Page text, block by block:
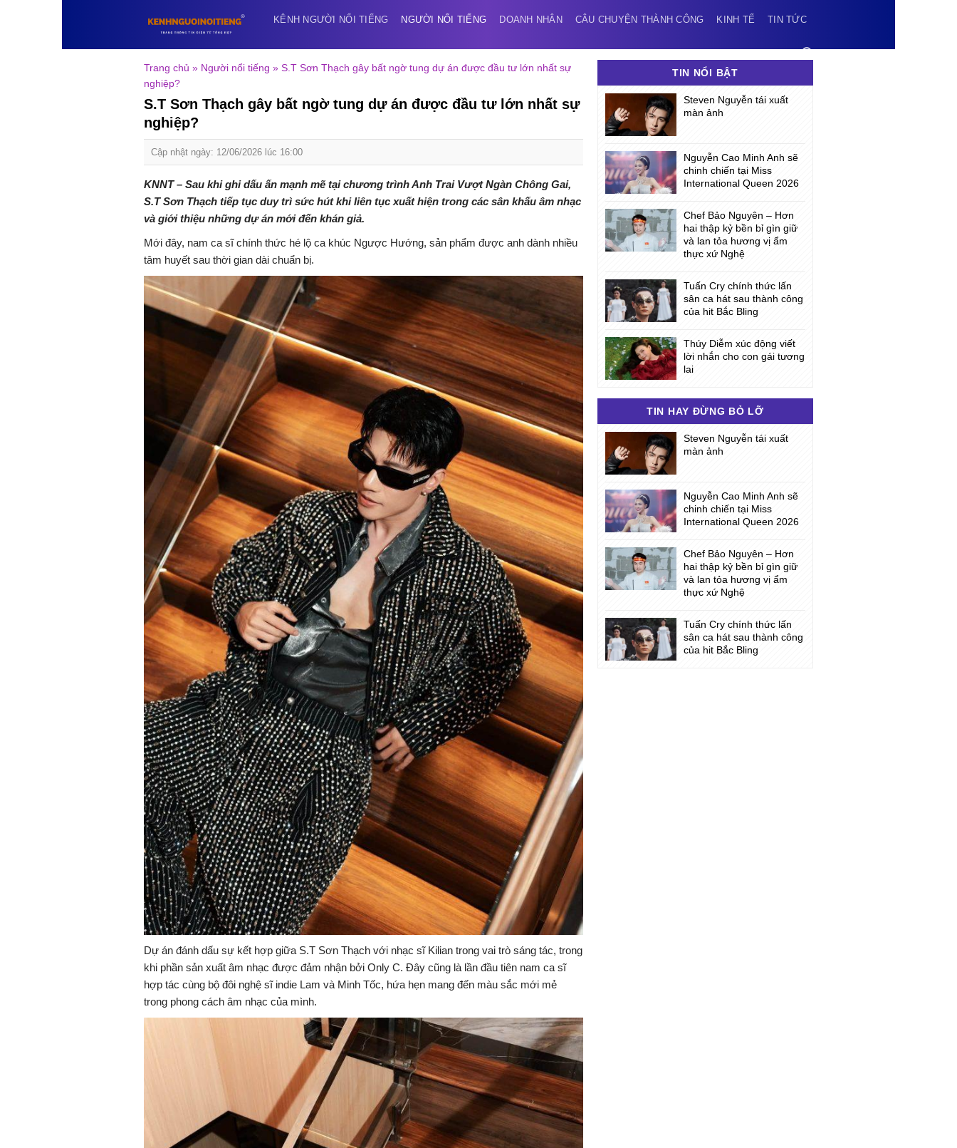
KÊNH NGƯỜI NỔI TIẾNG NGƯỜI NỔI TIẾNG DOANH NHÂN CÂU CHUYỆN THÀNH CÔNG KINH TẾ TIN TỨC
Trang chủ » Người nổi tiếng » S.T Sơn Thạch gây bất ngờ tung dự án được đầu tư lớn nhất sự
nghiệp?
S.T Sơn Thạch gây bất ngờ tung dự án được đầu tư lớn nhất sự
nghiệp?
Cập nhật ngày: 12/06/2026 lúc 16:00
KNNT – Sau khi ghi dấu ấn mạnh mẽ tại chương trìnhAnh Trai Vượt Ngàn Chông Gai,
S.T Sơn Thạch tiếp tục duy trì sức hút khi liên tục xuất hiện trong các sân khấu âm nhạc
và giới thiệu những dự án mới đến khán giả.
Mới đây, nam ca sĩ chính thức hé lộ ca khúc Ngược Hướng, sản phẩm được anh dành nhiều
tâm huyết sau thời gian dài chuẩn bị.
Dự án đánh dấu sự kết hợp giữa S.T Sơn Thạch với nhạc sĩ Kilian trong vai trò sáng tác, trong
khi phần sản xuất âm nhạc được đảm nhận bởi Only C. Đây cũng là lần đầu tiên nam ca sĩ
hợp tác cùng bộ đôi nghệ sĩ indie Lam và Minh Tốc, hứa hẹn mang đến màu sắc mới mẻ
trong phong cách âm nhạc của mình.
TIN NỔI BẬT
Steven Nguyễn tái xuất
màn ảnh
Nguyễn Cao Minh Anh sẽ
chinh chiến tại Miss
International Queen 2026
Chef Bảo Nguyên – Hơn
hai thập kỷ bền bỉ gìn giữ
và lan tỏa hương vị ẩm
thực xứ Nghệ
Tuấn Cry chính thức lấn
sân ca hát sau thành công
của hit Bắc Bling
Thúy Diễm xúc động viết
lời nhắn cho con gái tương
lai
TIN HAY ĐỪNG BỎ LỠ
Steven Nguyễn tái xuất
màn ảnh
Nguyễn Cao Minh Anh sẽ
chinh chiến tại Miss
International Queen 2026
Chef Bảo Nguyên – Hơn
hai thập kỷ bền bỉ gìn giữ
và lan tỏa hương vị ẩm
thực xứ Nghệ
Tuấn Cry chính thức lấn
sân ca hát sau thành công
của hit Bắc Bling